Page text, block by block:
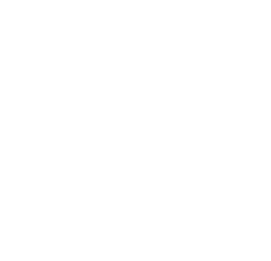
Broschüren und verlinkte
sind bzw. werden
der PDF-Dateien in
in Anspruch.
erarbeitet.
und nachgereicht.